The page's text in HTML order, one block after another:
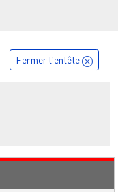
Fermer l'entête